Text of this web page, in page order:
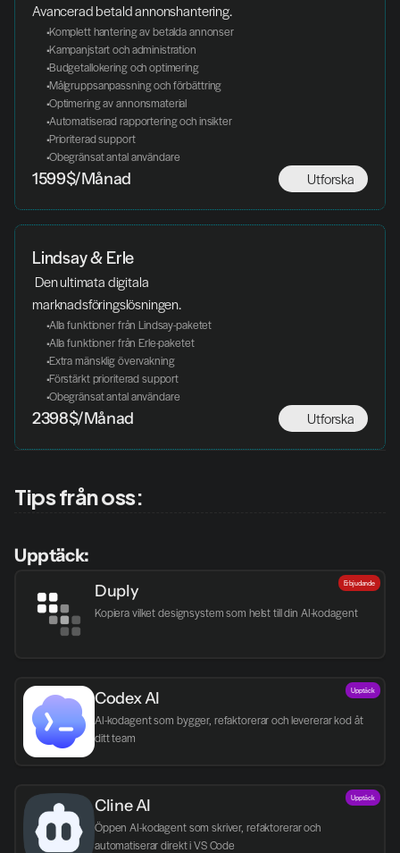
Avancerad betald annonshantering.
Komplett hantering av betalda annonser
Kampanjstart och administration
Budgetallokering och optimering
Målgruppsanpassning och förbättring
Optimering av annonsmaterial
Automatiserad rapportering och insikter
Prioriterad support
Obegränsat antal användare
Utforska
1599$/Månad
Lindsay & Erle
marknadsföringslösningen.
Alla funktioner från Lindsay-paketet
Alla funktioner från Erle-paketet
Extra mänsklig övervakning
Förstärkt prioriterad support
Obegränsat antal användare
Utforska
2398$/Månad
Tips från oss:
Upptäck:
Duply
Kopiera vilket designsystem som helst till din AI-kodagent
Erbjudande
Codex AI
AI-kodagent som bygger, refaktorerar och levererar kod åt
ditt team
Upptäck
Cline AI
Öppen AI-kodagent som skriver, refaktorerar och
automatiserar direkt i VS Code
Upptäck